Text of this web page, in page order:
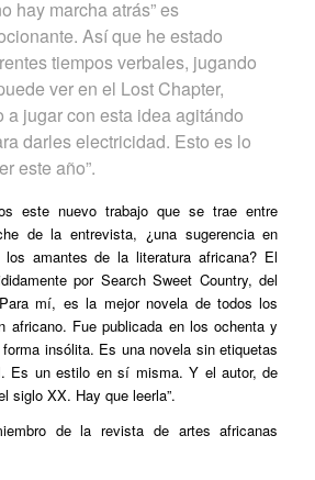
hay marcha atrás” es
Así que he estado
tiempos verbales, jugando
ver en el Lost Chapter,
a jugar con esta idea agitándo
darles electricidad. Esto es lo
este año”.
este nuevo trabajo que se trae entre
de la entrevista, ¿una sugerencia en
amantes de la literatura africana? El
por Search Sweet Country, del
mí, es la mejor novela de todos los
africano. Fue publicada en los ochenta y
insólita. Es una novela sin etiquetas
Es un estilo en sí misma. Y el autor, de
siglo XX. Hay que leerla”.
de la revista de artes africanas